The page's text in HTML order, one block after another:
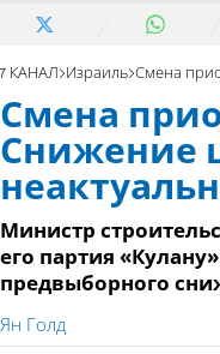
7 КАНАЛ Израиль Смена
Смена
Снижение
Министр
его партия
предвыборного
Ян Голд